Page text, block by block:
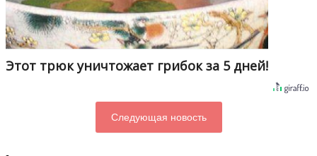
Этот трюк уничтожает грибок за 5 дней!
Следующая новость